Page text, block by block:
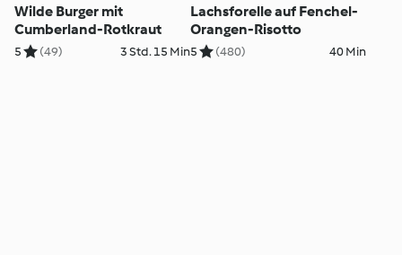
Wilde Burger mit
Cumberland-Rotkraut
5 (49) 3 Std. 15 Min
Lachsforelle auf Fenchel-
Orangen-Risotto
5 (480) 40 Min